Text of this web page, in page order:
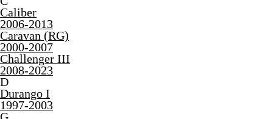
Caliber
2006-2013
Caravan (RG)
2000-2007
Challenger III
2008-2023
D
Durango I
1997-2003